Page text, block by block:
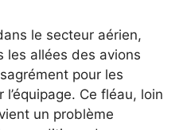
le secteur aérien,
les allées des avions
pour les
Ce fléau, loin
un problème